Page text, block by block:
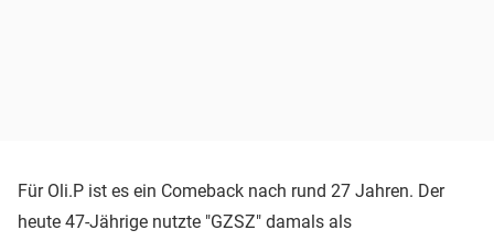
Für Oli.P ist es ein Comeback nach rund 27 Jahren. Der
heute 47-Jährige nutzte "GZSZ" damals als